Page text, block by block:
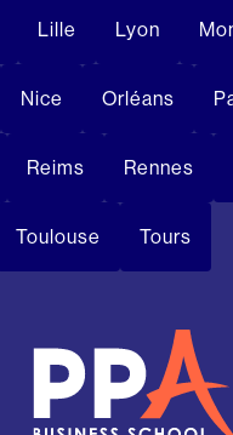
Lille Lyon
Nice Orléans
Reims Rennes
Toulouse Tours